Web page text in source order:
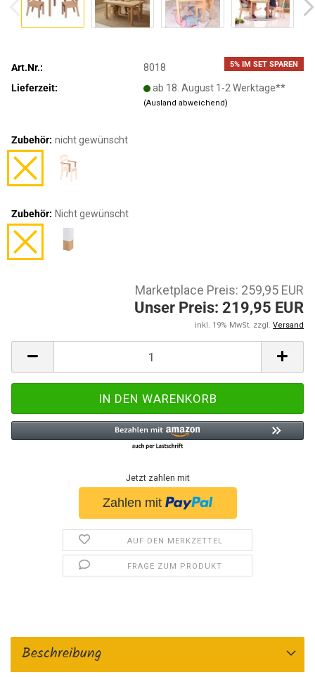
5% IM SET SPAREN
Art.Nr.:
8018
Lieferzeit:
ab 18. August 1-2 Werktage**
(Ausland abweichend)
Zubehör: nicht gewünscht
Zubehör: Nicht gewünscht
Marketplace Preis: 259,95 EUR
Unser Preis: 219,95 EUR
inkl. 19% MwSt. zzgl. Versand
Jetzt zahlen mit
AUF DEN MERKZETTEL
FRAGE ZUM PRODUKT
Beschreibung